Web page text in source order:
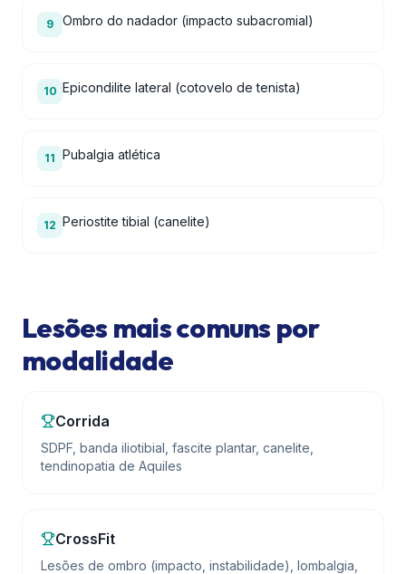
9 Ombro do nadador (impacto subacromial)
10 Epicondilite lateral (cotovelo de tenista)
11 Pubalgia atlética
12 Periostite tibial (canelite)
Lesões mais comuns por
modalidade
Corrida
SDPF, banda iliotibial, fascite plantar, canelite,
tendinopatia de Aquiles
CrossFit
Lesões de ombro (impacto, instabilidade), lombalgia,